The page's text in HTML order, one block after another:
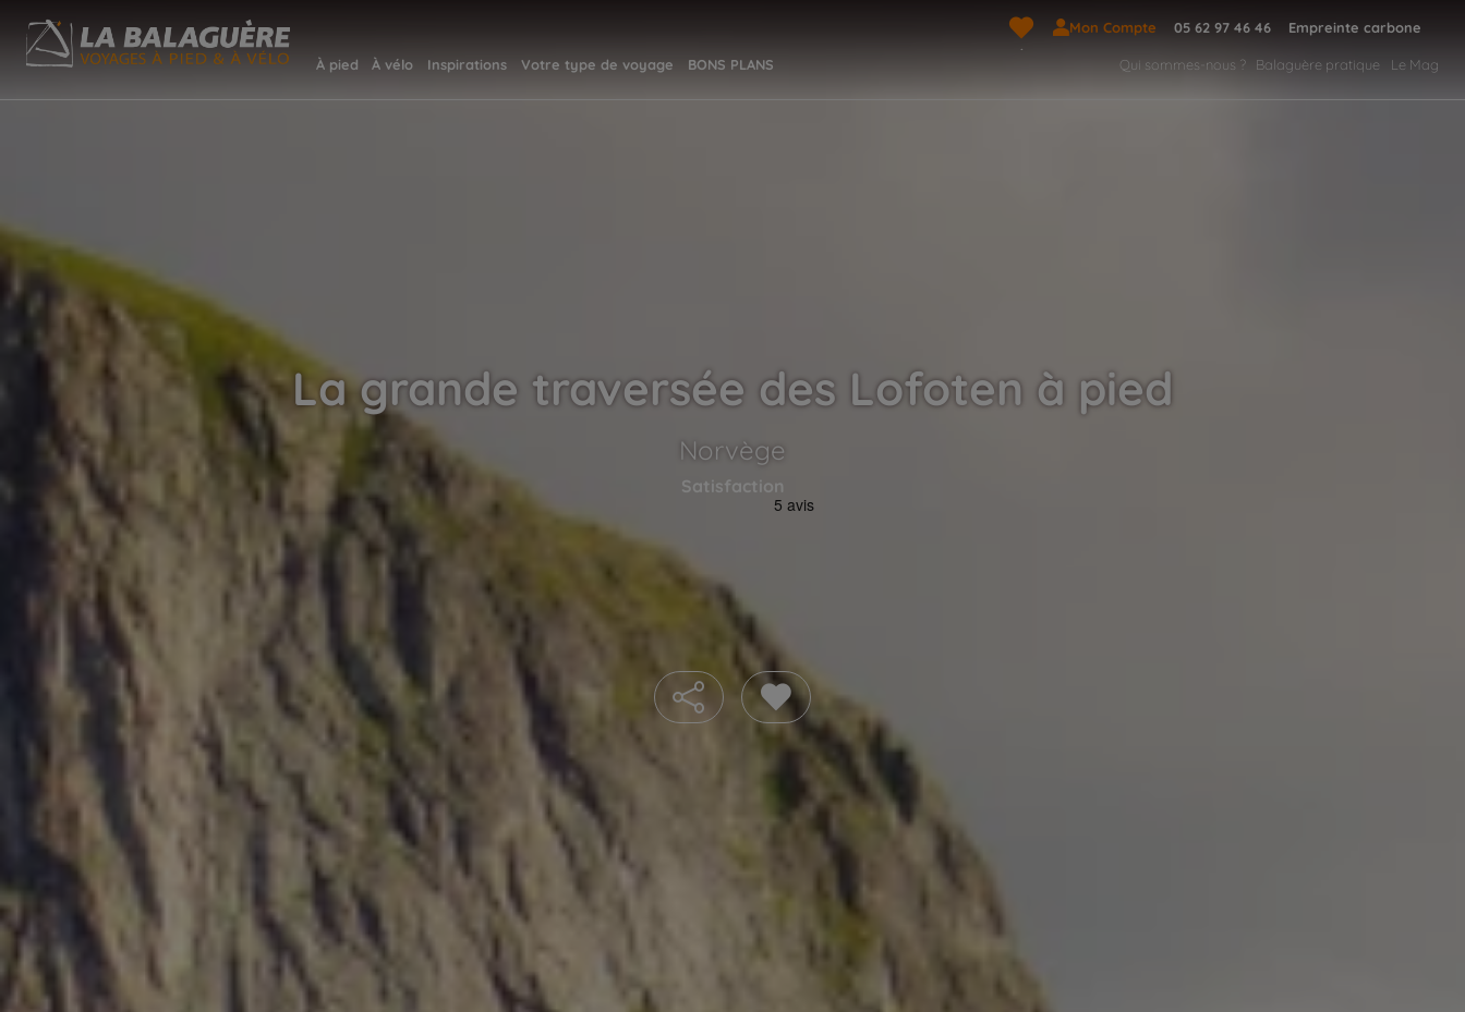
Mon Compte 05 62 97 46 46 Empreinte carbone
À pied À vélo Inspirations Votre type de voyage BONS PLANS Qui sommes-nous ? Balaguère pratique Le Mag
La grande traversée des Lofoten à pied
Norvège
Satisfaction